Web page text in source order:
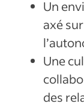
Un
axé
Une
des